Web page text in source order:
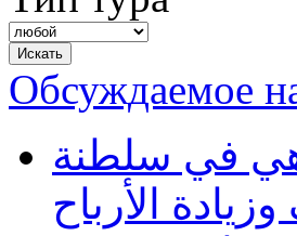
Обсуждаемое
في سلطنة
الأرباح